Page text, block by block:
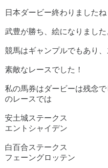
日本ダービー終わりましたね
武豊が勝ち、絵になりました
競馬はギャンプルでもあり、
素敵なレースでした！
私の馬券はダービーは残念
のレースでは
安土城ステークス
エントシャイデン
白百合ステークス
フェーングロッテン